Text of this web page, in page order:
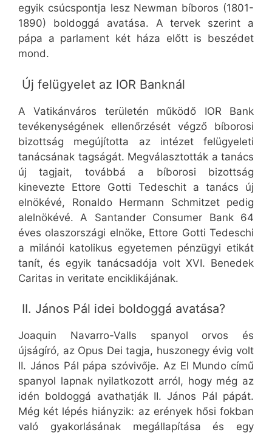
egyik csúcspontja lesz Newman bíboros (1801-
1890) boldoggá avatása. A tervek szerint a
pápa a parlament két háza előtt is beszédet
mond.
Új felügyelet az IOR Banknál
A Vatikánváros területén működő IOR Bank
tevékenységének ellenőrzését végző bíborosi
bizottság megújította az intézet felügyeleti
tanácsának tagságát. Megválasztották a tanács
új tagjait, továbbá a bíborosi bizottság
kinevezte Ettore Gotti Tedeschit a tanács új
elnökévé, Ronaldo Hermann Schmitzet pedig
alelnökévé. A Santander Consumer Bank 64
éves olaszországi elnöke, Ettore Gotti Tedeschi
a milánói katolikus egyetemen pénzügyi etikát
tanít, és egyik tanácsadója volt XVI. Benedek
Caritas in veritate enciklikájának.
II. János Pál idei boldoggá avatása?
Joaquin Navarro-Valls spanyol orvos és
újságíró, az Opus Dei tagja, huszonegy évig volt
II. János Pál pápa szóvivője. Az El Mundo című
spanyol lapnak nyilatkozott arról, hogy még az
idén boldoggá avathatják II. János Pál pápát.
Még két lépés hiányzik: az erények hősi fokban
való gyakorlásának megállapítása és egy